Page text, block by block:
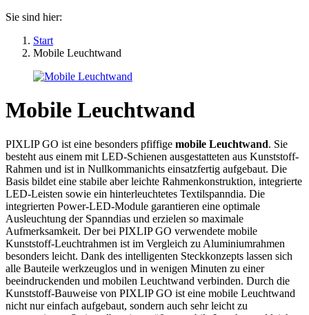
Sie sind hier:
Start
Mobile Leuchtwand
Mobile Leuchtwand
PIXLIP GO ist eine besonders pfiffige mobile Leuchtwand. Sie
besteht aus einem mit LED-Schienen ausgestatteten aus Kunststoff-
Rahmen und ist in Nullkommanichts einsatzfertig aufgebaut. Die
Basis bildet eine stabile aber leichte Rahmenkonstruktion, integrierte
LED-Leisten sowie ein hinterleuchtetes Textilspanndia. Die
integrierten Power-LED-Module garantieren eine optimale
Ausleuchtung der Spanndias und erzielen so maximale
Aufmerksamkeit. Der bei PIXLIP GO verwendete mobile
Kunststoff-Leuchtrahmen ist im Vergleich zu Aluminiumrahmen
besonders leicht. Dank des intelligenten Steckkonzepts lassen sich
alle Bauteile werkzeuglos und in wenigen Minuten zu einer
beeindruckenden und mobilen Leuchtwand verbinden. Durch die
Kunststoff-Bauweise von PIXLIP GO ist eine mobile Leuchtwand
nicht nur einfach aufgebaut, sondern auch sehr leicht zu